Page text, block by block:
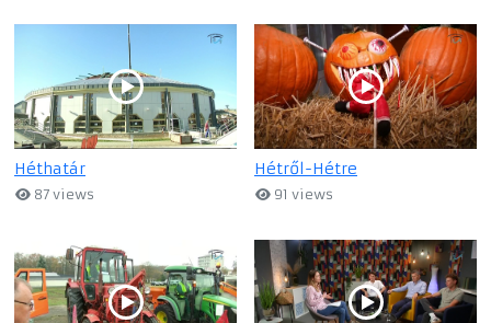
Héthatár
87 views
Hétről-Hétre
91 views